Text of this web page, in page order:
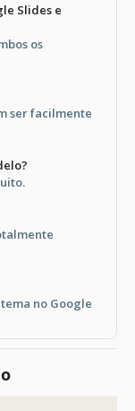
Slides e
os
ser facilmente
no Google